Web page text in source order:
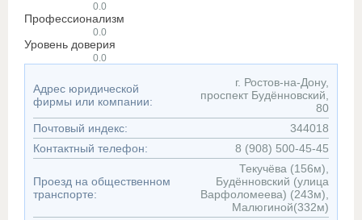
0.0
Профессионализм
0.0
Уровень доверия
0.0
Адрес юридической
фирмы или компании:
г. Ростов-на-Дону,
проспект Будённовский,
80
Почтовый индекс:
344018
Контактный телефон:
8 (908) 500-45-45
Проезд на общественном
транспорте:
Текучёва (156м),
Будённовский (улица
Варфоломеева) (243м),
Малюгиной(332м)